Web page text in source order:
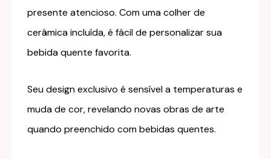
presente atencioso. Com uma colher de
cerâmica incluída, é fácil de personalizar sua
bebida quente favorita.
Seu design exclusivo é sensível a temperaturas e
muda de cor, revelando novas obras de arte
quando preenchido com bebidas quentes.